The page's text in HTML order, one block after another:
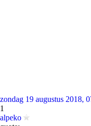
zondag 19 augustus 2018,
1
alpeko